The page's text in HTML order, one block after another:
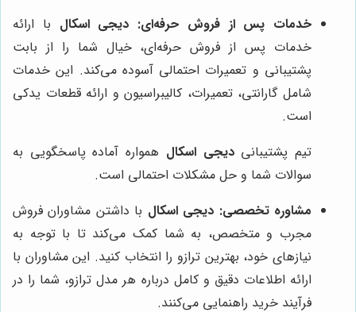
خدمات پس از فروش حرفه‌ای: دیجی اسکال با ارائه
خدمات پس از فروش حرفه‌ای، خیال شما را از بابت
پشتیبانی و تعمیرات احتمالی آسوده می‌کند. این خدمات
شامل گارانتی، تعمیرات، کالیبراسیون و ارائه قطعات یدکی
است.
تیم پشتیبانیدیجی اسکال همواره آماده پاسخگویی به
سوالات شما و حل مشکلات احتمالی است.
مشاوره تخصصی: دیجی اسکال با داشتن مشاوران فروش
مجرب و متخصص، به شما کمک می‌کند تا با توجه به
نیازهای خود، بهترین ترازو را انتخاب کنید. این مشاوران با
ارائه اطلاعات دقیق و کامل درباره هر مدل ترازو، شما را در
فرآیند خرید راهنمایی می‌کنند.